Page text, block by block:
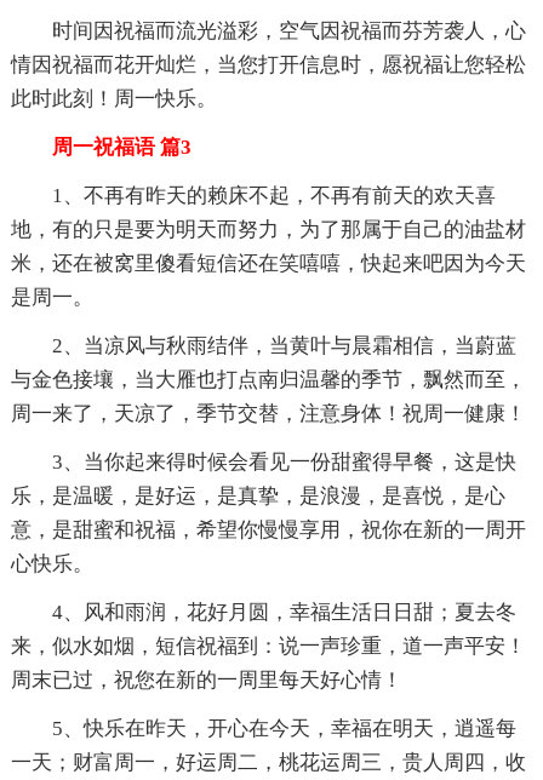
时间因祝福而流光溢彩，空气因祝福而芬芳袭人，心
情因祝福而花开灿烂，当您打开信息时，愿祝福让您轻松
此时此刻！周一快乐。
周一祝福语 篇3
1、不再有昨天的赖床不起，不再有前天的欢天喜
地，有的只是要为明天而努力，为了那属于自己的油盐材
米，还在被窝里傻看短信还在笑嘻嘻，快起来吧因为今天
是周一。
2、当凉风与秋雨结伴，当黄叶与晨霜相信，当蔚蓝
与金色接壤，当大雁也打点南归温馨的季节，飘然而至，
周一来了，天凉了，季节交替，注意身体！祝周一健康！
3、当你起来得时候会看见一份甜蜜得早餐，这是快
乐，是温暖，是好运，是真挚，是浪漫，是喜悦，是心
意，是甜蜜和祝福，希望你慢慢享用，祝你在新的一周开
心快乐。
4、风和雨润，花好月圆，幸福生活日日甜；夏去冬
来，似水如烟，短信祝福到：说一声珍重，道一声平安！
周末已过，祝您在新的一周里每天好心情！
5、快乐在昨天，开心在今天，幸福在明天，逍遥每
一天；财富周一，好运周二，桃花运周三，贵人周四，收